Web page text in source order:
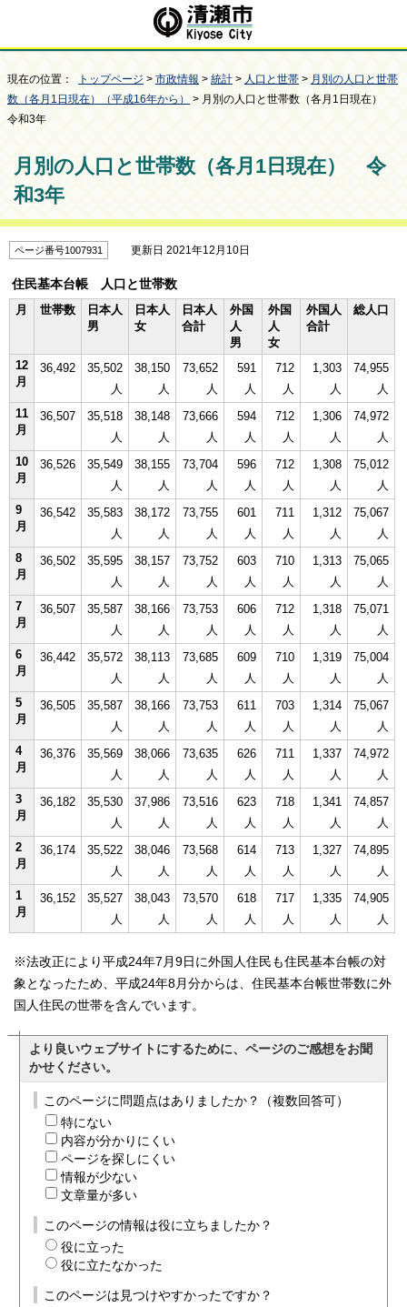
現在の位置： トップページ > 市政情報 > 統計 > 人口と世帯 > 月別の人口と世帯
数（各月1日現在）（平成16年から）
> 月別の人口と世帯数（各月1日現在）
令和3年
月別の人口と世帯数（各月1日現在） 令
和3年
ページ番号1007931 更新日 2021年12月10日
住民基本台帳 人口と世帯数
月
世帯数
日本人
男
日本人
女
日本人
合計
外国
人
男
外国
人
女
外国人
合計
総人口
12
月
36,492
35,502
人
38,150
人
73,652
人
591
人
712
人
1,303
人
74,955
人
11
月
36,507
35,518
人
38,148
人
73,666
人
594
人
712
人
1,306
人
74,972
人
10
月
36,526
35,549
人
38,155
人
73,704
人
596
人
712
人
1,308
人
75,012
人
9
月
36,542
35,583
人
38,172
人
73,755
人
601
人
711
人
1,312
人
75,067
人
8
月
36,502
35,595
人
38,157
人
73,752
人
603
人
710
人
1,313
人
75,065
人
7
月
36,507
35,587
人
38,166
人
73,753
人
606
人
712
人
1,318
人
75,071
人
6
月
36,442
35,572
人
38,113
人
73,685
人
609
人
710
人
1,319
人
75,004
人
5
月
36,505
35,587
人
38,166
人
73,753
人
611
人
703
人
1,314
人
75,067
人
4
月
36,376
35,569
人
38,066
人
73,635
人
626
人
711
人
1,337
人
74,972
人
3
月
36,182
35,530
人
37,986
人
73,516
人
623
人
718
人
1,341
人
74,857
人
2
月
36,174
35,522
人
38,046
人
73,568
人
614
人
713
人
1,327
人
74,895
人
1
月
36,152
35,527
人
38,043
人
73,570
人
618
人
717
人
1,335
人
74,905
人
※法改正により平成24年7月9日に外国人住民も住民基本台帳の対
象となったため、平成24年8月分からは、住民基本台帳世帯数に外
国人住民の世帯を含んでいます。
より良いウェブサイトにするために、ページのご感想をお聞
かせください。
このページに問題点はありましたか？（複数回答可）
特にない
内容が分かりにくい
ページを探しにくい
情報が少ない
文章量が多い
このページの情報は役に立ちましたか？
役に立った
役に立たなかった
このページは見つけやすかったですか？